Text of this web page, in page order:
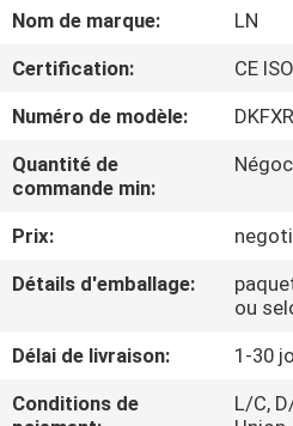
VIDÉOS
À
PROPOS
DE
VISITE
L'USINE
Nom de marque:
LN
Certification:
CE
Numéro de modèle:
Quantité de
commande min:
Prix:
Détails d'emballage:
ou
Délai de livraison:
1-30
Conditions de
L/C,